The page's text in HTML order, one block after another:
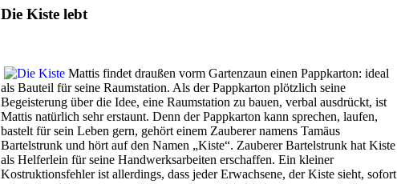
Die Kiste lebt
Mattis findet draußen vorm Gartenzaun einen Pappkarton: ideal
als Bauteil für seine Raumstation. Als der Pappkarton plötzlich seine
Begeisterung über die Idee, eine Raumstation zu bauen, verbal ausdrückt, ist
Mattis natürlich sehr erstaunt. Denn der Pappkarton kann sprechen, laufen,
bastelt für sein Leben gern, gehört einem Zauberer namens Tamäus
Bartelstrunk und hört auf den Namen „Kiste“. Zauberer Bartelstrunk hat Kiste
als Helferlein für seine Handwerksarbeiten erschaffen. Ein kleiner
Kostruktionsfehler ist allerdings, dass jeder Erwachsene, der Kiste sieht, sofort